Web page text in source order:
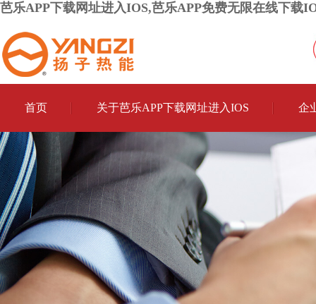
芭乐APP下载网址进入IOS,芭乐APP免费无限在线下载
首页 关于芭乐APP下载网址进入IOS 企
联系芭乐APP下载网址进入IOS